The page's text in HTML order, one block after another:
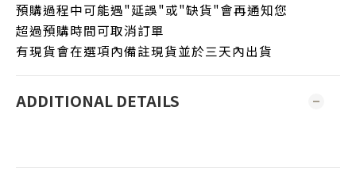
預購過程中可能遇"延誤"或"缺貨"會再通知您
超過預購時間可取消訂單
有現貨會在選項內備註現貨並於三天內出貨
ADDITIONAL DETAILS